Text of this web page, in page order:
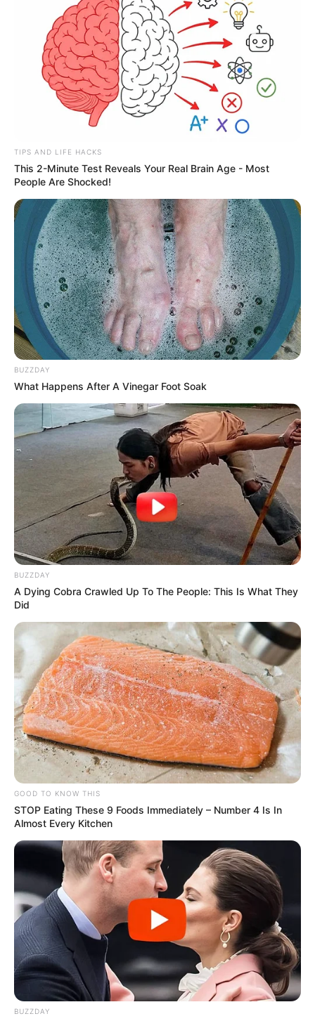
TIPS AND LIFE HACKS
This 2-Minute Test Reveals Your Real Brain Age - Most
People Are Shocked!
BUZZDAY
What Happens After A Vinegar Foot Soak
BUZZDAY
A Dying Cobra Crawled Up To The People: This Is What They
Did
GOOD TO KNOW THIS
STOP Eating These 9 Foods Immediately – Number 4 Is In
Almost Every Kitchen
BUZZDAY